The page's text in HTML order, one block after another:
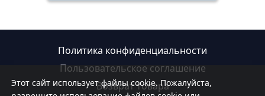
Этот сайт использует файлы cookie. Пожалуйста,
Политика конфиденциальности
Пользовательское соглашение
Возврат товара